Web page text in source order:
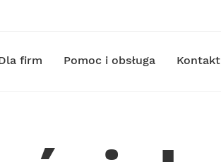
firm Pomoc i obsługa Kontakt